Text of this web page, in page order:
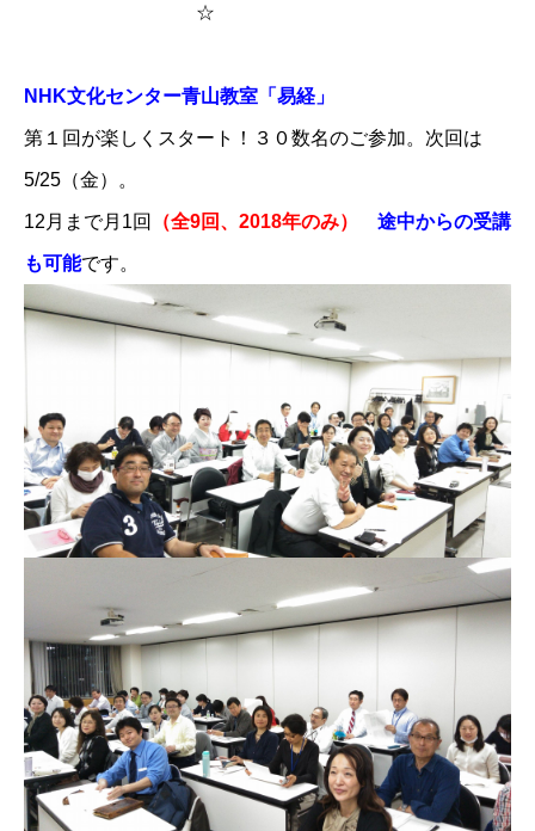
☆
NHK文化センター青山教室「易経」
第１回が楽しくスタート！３０数名のご参加。次回は
5/25（金）。
12月まで月1回 （全9回、2018年のみ） 途中からの受講
も可能です。